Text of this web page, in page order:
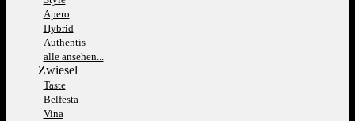
Apero
Hybrid
Authentis
alle ansehen...
Zwiesel
Taste
Belfesta
Vina